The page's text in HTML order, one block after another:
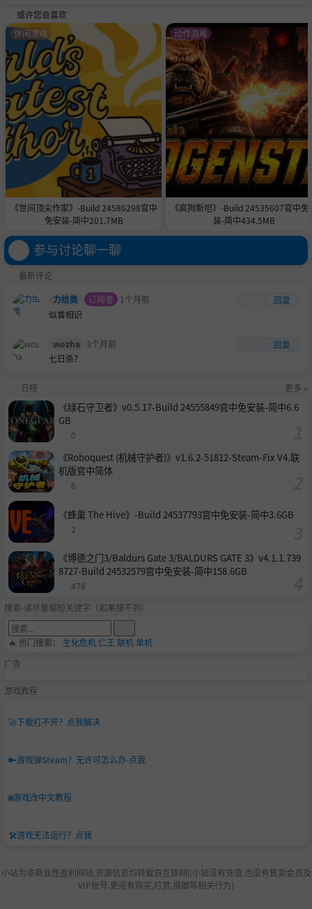
● 压迫感十足的Boss：
“小心夜晚的尸潮，他们跑得飞快！”
或许您会喜欢
《世间顶尖作家》-Build 24586298官中
免安装-简中201.7MB
休闲游戏
《疯狗斯坦》-Build 24535607官中免
装-简中434.5MB
动作游戏
参与讨论聊一聊
最新评论
力给奥
订阅者 1个月前
回复
似曾相识
wozha 3个月前
回复
七日杀？
日榜 更多 »
《绿石守卫者》v0.5.17-Build 24555849官中免安装-简中6.6
GB
0
《Roboquest (机械守护者)》v1.6.2-51812-Steam-Fix V4.联
机版官中简体
6
《蜂巢 The Hive》-Build 24537793官中免安装-简中3.6GB
2
《博德之门3/Baldurs Gate 3/BALDURS GATE 3》v4.1.1.739
8727-Build 24532579官中免安装-简中158.6GB
478
搜索-请尽量缩短关键字（如果搜不到）
🔥 热门搜索： 生化危机仁王 联机单机
广告
游戏教程
🚀下载打不开？点我解决
🔑游戏弹Steam？无许可怎么办-点我
🌐游戏改中文教程
🛠️游戏无法运行？点我
小站为非商业性盈利网站,资源信息均转载自互联网|[小站没有充值.也没有售卖会员及
VIP账号.更没有购买,打赏,捐赠等相关行为]